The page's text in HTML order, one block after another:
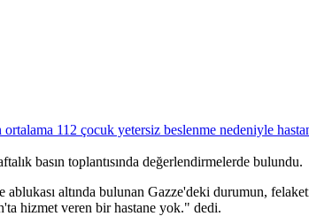
basın toplantısında değerlendirmelerde bulundu.
ablukası altında bulunan Gazze'deki durumun,
hizmet veren bir hastane yok." dedi.